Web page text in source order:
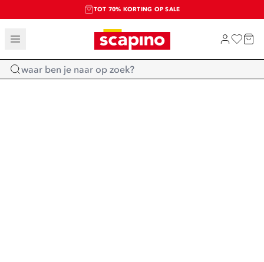
TOT 70% KORTING OP SALE
SALE: LAATSTE KANS!
SHOP NIEUW
Home